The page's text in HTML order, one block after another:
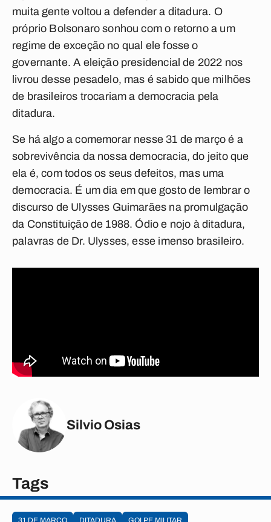
muita gente voltou a defender a ditadura. O
próprio Bolsonaro sonhou com o retorno a um
regime de exceção no qual ele fosse o
governante. A eleição presidencial de 2022 nos
livrou desse pesadelo, mas é sabido que milhões
de brasileiros trocariam a democracia pela
ditadura.
Se há algo a comemorar nesse 31 de março é a
sobrevivência da nossa democracia, do jeito que
ela é, com todos os seus defeitos, mas uma
democracia. É um dia em que gosto de lembrar o
discurso de Ulysses Guimarães na promulgação
da Constituição de 1988. Ódio e nojo à ditadura,
palavras de Dr. Ulysses, esse imenso brasileiro.
Silvio Osias
Tags
31 DE MARÇO DITADURA GOLPE MILITAR